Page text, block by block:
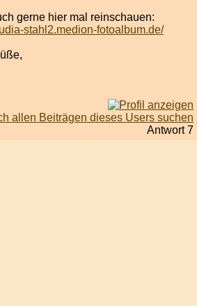
gerne hier mal reinschauen:
stahl2.medion-fotoalbum.de/
Antwort 7